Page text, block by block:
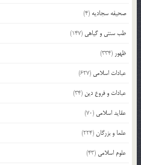
صحیفه سجادیه (4)
طب سنتی و گیاهی (147)
ظهور (334)
عبادات اسلامی (627)
عبادات و فروع دین (34)
عقاید اسلامی (70)
علما و بزرگان(224)
علوم اسلامی (43)